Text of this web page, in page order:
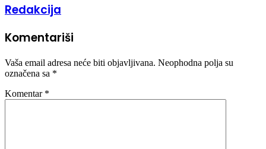
Redakcija
Komentariši
Vaša email adresa neće biti objavljivana. Neophodna polja su
označena sa *
Komentar *